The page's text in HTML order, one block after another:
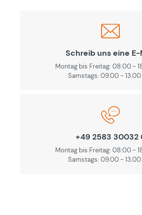
Schreib uns eine E-
Montag bis Freitag: 08:00 -
Samstags: 09.00 - 13.00
+49 2583 30032
Montag bis Freitag: 08:00 -
Samstags: 09.00 - 13.00